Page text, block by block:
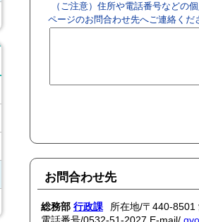
（ご注意）住所や電話番号などの
ページのお問合わせ先へご連絡くだ
お問合わせ先
総務部 行政課
所在地/〒440-8501